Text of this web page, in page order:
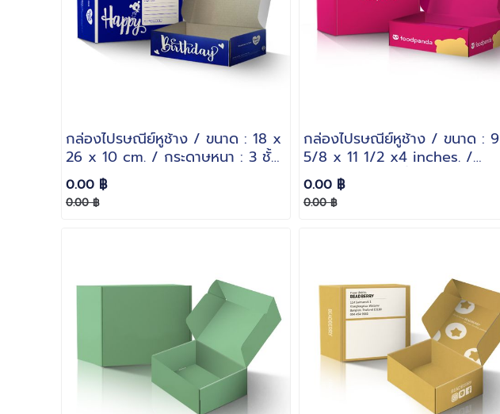
กล่องไปรษณีย์หูช้าง / ขนาด : 18 x
26 x 10 cm. / กระดาษหนา : 3 ชั้น
ลอน B
0.00 ฿
0.00 ฿
กล่องไปรษณีย์หูช้าง / ขนาด : 9
5/8 x 11 1/2 x4 inches. /
กระดาษหนา : 3 ชั้นลอน B
0.00 ฿
0.00 ฿